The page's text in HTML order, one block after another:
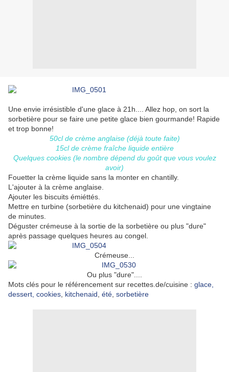
Une envie irrésistible d'une glace à 21h.... Allez hop, on sort la
sorbetière pour se faire une petite glace bien gourmande! Rapide
et trop bonne!
50cl de crème anglaise (déjà toute faite)
15cl de crème fraîche liquide entière
Quelques cookies (le nombre dépend du goût que vous voulez
avoir)
Fouetter la crème liquide sans la monter en chantilly.
L'ajouter à la crème anglaise.
Ajouter les biscuits émiéttés.
Mettre en turbine (sorbetière du kitchenaid) pour une vingtaine
de minutes.
Déguster crémeuse à la sortie de la sorbetière ou plus "dure"
après passage quelques heures au congel.
Crémeuse...
Ou plus "dure"....
Mots clés pour le référencement sur recettes.de/cuisine : glace,
dessert, cookies kitchenaid été sorbetière